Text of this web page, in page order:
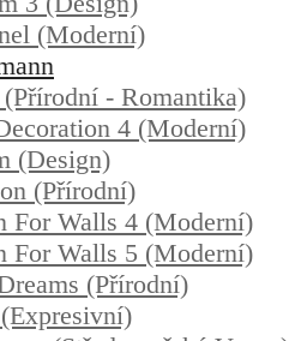
(moderní)
- Romantika)
4 (moderní)
(design)
(přírodní)
For Walls 4 (moderní)
For Walls 5 (moderní)
(přírodní)